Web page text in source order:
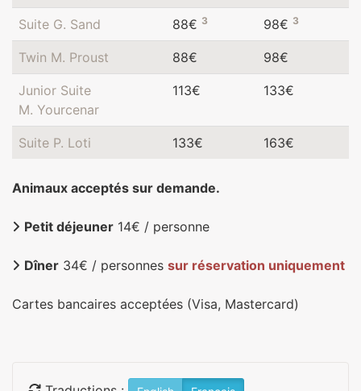
Suite G. Sand 88€ 3 98€ 3
Twin M. Proust 88€ 98€
Junior Suite
M. Yourcenar
113€ 133€
Suite P. Loti 133€ 163€
Animaux acceptés sur demande.
Petit déjeuner 14€ / personne
Dîner 34€ / personnes sur réservation uniquement
Cartes bancaires acceptées (Visa, Mastercard)